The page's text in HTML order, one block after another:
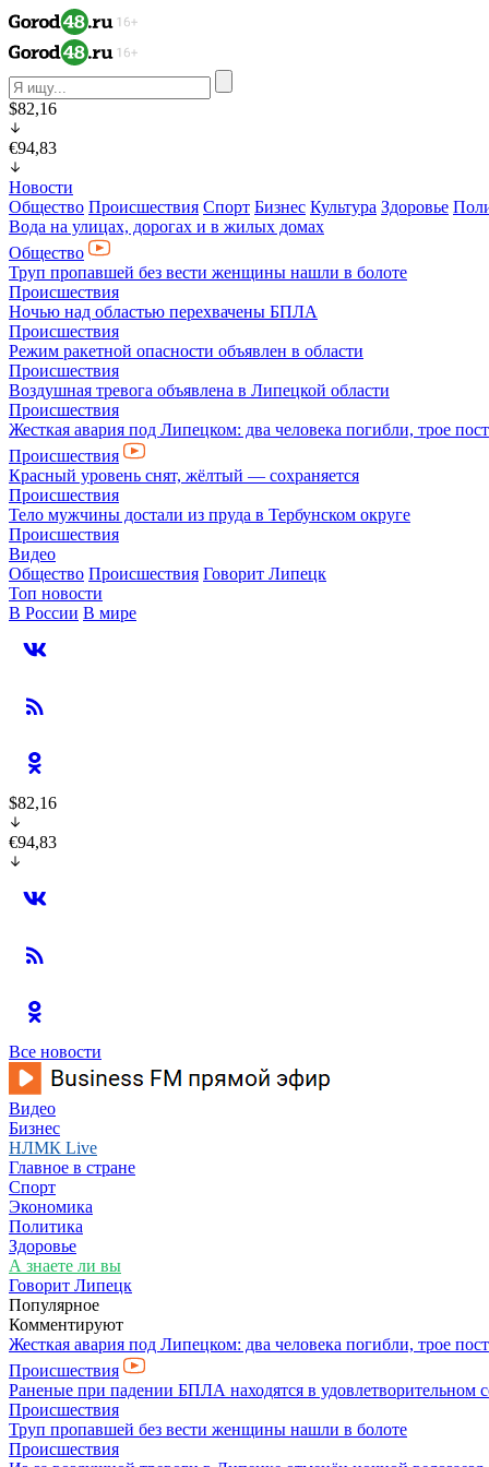
$82,16
€94,83
Новости
Общество Происшествия Спорт Бизнес Культура Здоровье
Вода на улицах, дорогах и в жилых домах
Общество
Труп пропавшей без вести женщины нашли в болоте
Происшествия
Ночью над областью перехвачены БПЛА
Происшествия
Режим ракетной опасности объявлен в области
Происшествия
Воздушная тревога объявлена в Липецкой области
Происшествия
Жесткая авария под Липецком: два человека погибли, трое
Происшествия
Красный уровень снят, жёлтый — сохраняется
Происшествия
Тело мужчины достали из пруда в Тербунском округе
Происшествия
Видео
Общество Происшествия Говорит Липецк
Топ новости
В России В мире
$82,16
€94,83
Все новости
Видео
Бизнес
НЛМК Live
Главное в стране
Спорт
Экономика
Политика
Здоровье
А знаете ли вы
Говорит Липецк
Популярное
Комментируют
Жесткая авария под Липецком: два человека погибли, трое
Происшествия
Раненые при падении БПЛА находятся в удовлетворительном
Происшествия
Труп пропавшей без вести женщины нашли в болоте
Происшествия